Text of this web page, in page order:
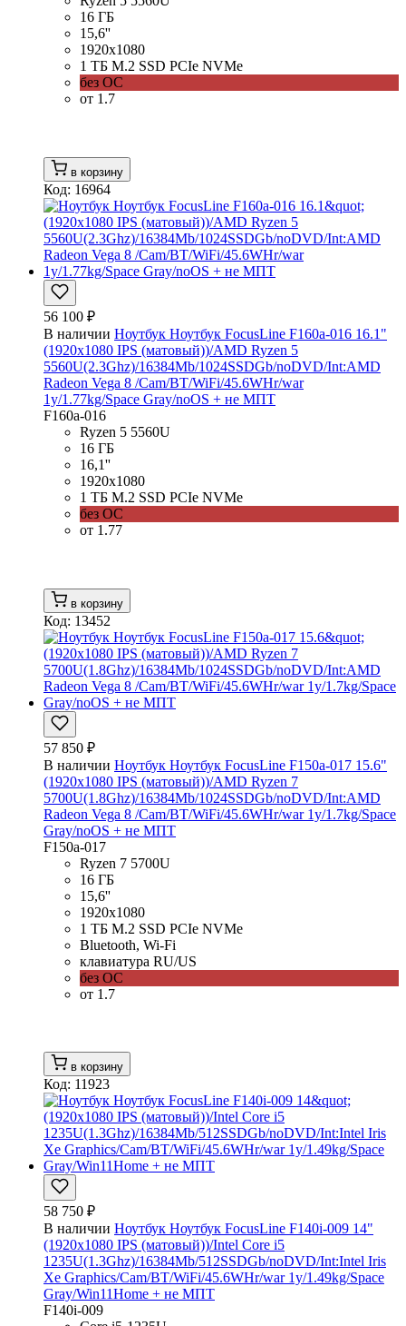
16 ГБ
15,6''
1920x1080
1 ТБ M.2 SSD PCIe NVMe
без ОС
от 1.7
в корзину
Код: 16964
56 100 ₽
В наличии Ноутбук Ноутбук FocusLine F160a-016 16.1"
(1920x1080 IPS (матовый))/AMD Ryzen 5
5560U(2.3Ghz)/16384Mb/1024SSDGb/noDVD/Int:AMD
Radeon Vega 8 /Cam/BT/WiFi/45.6WHr/war
1y/1.77kg/Space Gray/noOS + не МПТ
F160a-016
Ryzen 5 5560U
16 ГБ
16,1''
1920x1080
1 ТБ M.2 SSD PCIe NVMe
без ОС
от 1.77
в корзину
Код: 13452
57 850 ₽
В наличии Ноутбук Ноутбук FocusLine F150a-017 15.6"
(1920x1080 IPS (матовый))/AMD Ryzen 7
5700U(1.8Ghz)/16384Mb/1024SSDGb/noDVD/Int:AMD
Radeon Vega 8 /Cam/BT/WiFi/45.6WHr/war 1y/1.7kg/Space
Gray/noOS + не МПТ
F150a-017
Ryzen 7 5700U
16 ГБ
15,6''
1920x1080
1 ТБ M.2 SSD PCIe NVMe
Bluetooth, Wi-Fi
клавиатура RU/US
без ОС
от 1.7
в корзину
Код: 11923
58 750 ₽
В наличии Ноутбук Ноутбук FocusLine F140i-009 14"
(1920x1080 IPS (матовый))/Intel Core i5
1235U(1.3Ghz)/16384Mb/512SSDGb/noDVD/Int:Intel Iris
Xe Graphics/Cam/BT/WiFi/45.6WHr/war 1y/1.49kg/Space
Gray/Win11Home + не МПТ
F140i-009